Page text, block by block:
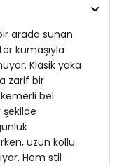
arada sunan
kumaşıyla
Klasik yaka
zarif bir
bel
şekilde
uzun kollu
Hem stil